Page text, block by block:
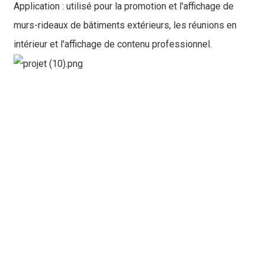
Application : utilisé pour la promotion et l'affichage de
murs-rideaux de bâtiments extérieurs, les réunions en
intérieur et l'affichage de contenu professionnel.